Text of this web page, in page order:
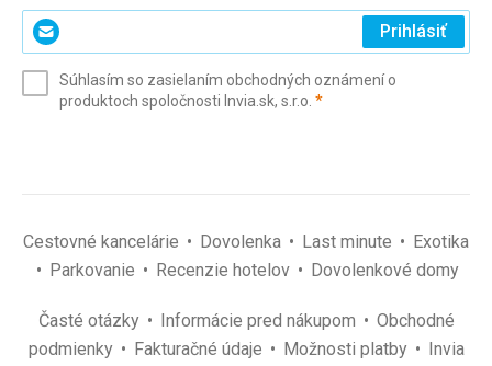
Zadajte
svoj
(povinné)
Prihlásiť
Súhlasím so zasielaním obchodných oznámení o
produktoch spoločnosti Invia.sk, s.r.o. *(povinné)
Cestovné kancelárie Dovolenka Last minute
Exotika
Parkovanie
Recenzie hotelov Dovolenkové domy
Časté otázky Informácie pred nákupom
Obchodné
podmienky
Fakturačné údaje Možnosti platby
Invia